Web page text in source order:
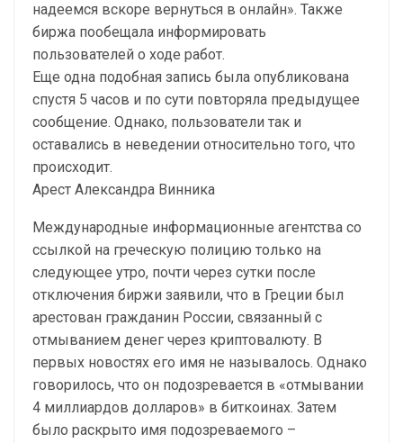
надеемся вскоре вернуться в онлайн». Также
биржа пообещала информировать
пользователей о ходе работ.
Еще одна подобная запись была опубликована
спустя 5 часов и по сути повторяла предыдущее
сообщение. Однако, пользователи так и
оставались в неведении относительно того, что
происходит.
Арест Александра Винника
Международные информационные агентства со
ссылкой на греческую полицию только на
следующее утро, почти через сутки после
отключения биржи заявили, что в Греции был
арестован гражданин России, связанный с
отмыванием денег через криптовалюту. В
первых новостях его имя не называлось. Однако
говорилось, что он подозревается в «отмывании
4 миллиардов долларов» в биткоинах. Затем
было раскрыто имя подозреваемого –